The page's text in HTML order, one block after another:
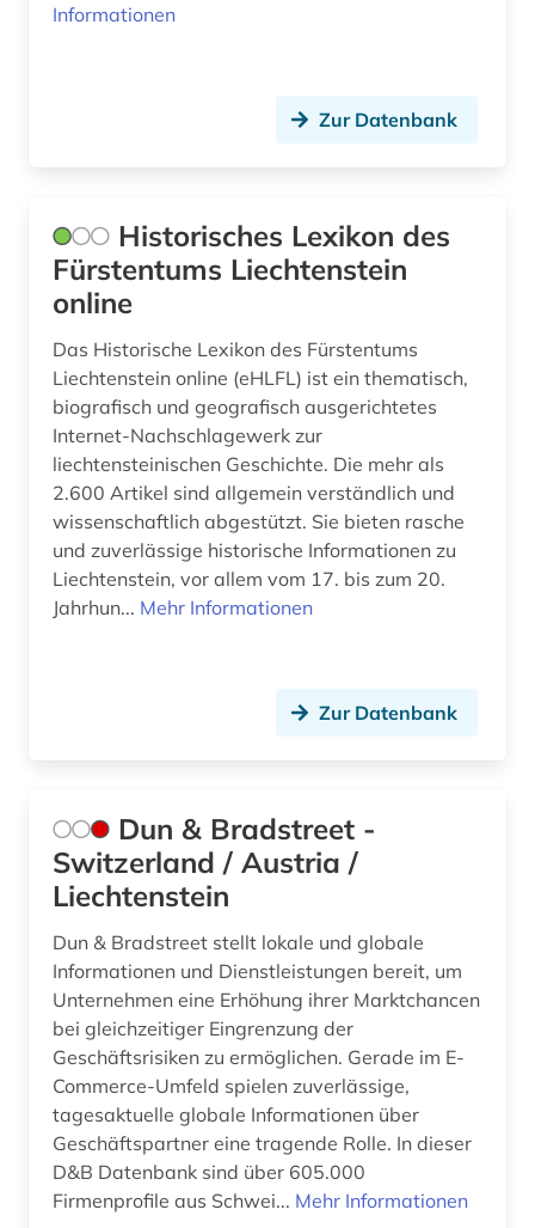
Informationen
Zur Datenbank
Historisches Lexikon des
Fürstentums Liechtenstein
online
Das Historische Lexikon des Fürstentums
Liechtenstein online (eHLFL) ist ein thematisch,
biografisch und geografisch ausgerichtetes
Internet-Nachschlagewerk zur
liechtensteinischen Geschichte. Die mehr als
2.600 Artikel sind allgemein verständlich und
wissenschaftlich abgestützt. Sie bieten rasche
und zuverlässige historische Informationen zu
Liechtenstein, vor allem vom 17. bis zum 20.
Jahrhun... Mehr Informationen
Zur Datenbank
Dun & Bradstreet -
Switzerland / Austria /
Liechtenstein
Dun & Bradstreet stellt lokale und globale
Informationen und Dienstleistungen bereit, um
Unternehmen eine Erhöhung ihrer Marktchancen
bei gleichzeitiger Eingrenzung der
Geschäftsrisiken zu ermöglichen. Gerade im E-
Commerce-Umfeld spielen zuverlässige,
tagesaktuelle globale Informationen über
Geschäftspartner eine tragende Rolle. In dieser
D&B Datenbank sind über 605.000
Firmenprofile aus Schwei... Mehr Informationen